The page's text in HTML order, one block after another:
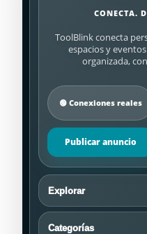
CONECTA.
ToolBlink conecta
espacios y
organizada,
🟢 Conexiones reales
Publicar anuncio
Explorar
Categorías